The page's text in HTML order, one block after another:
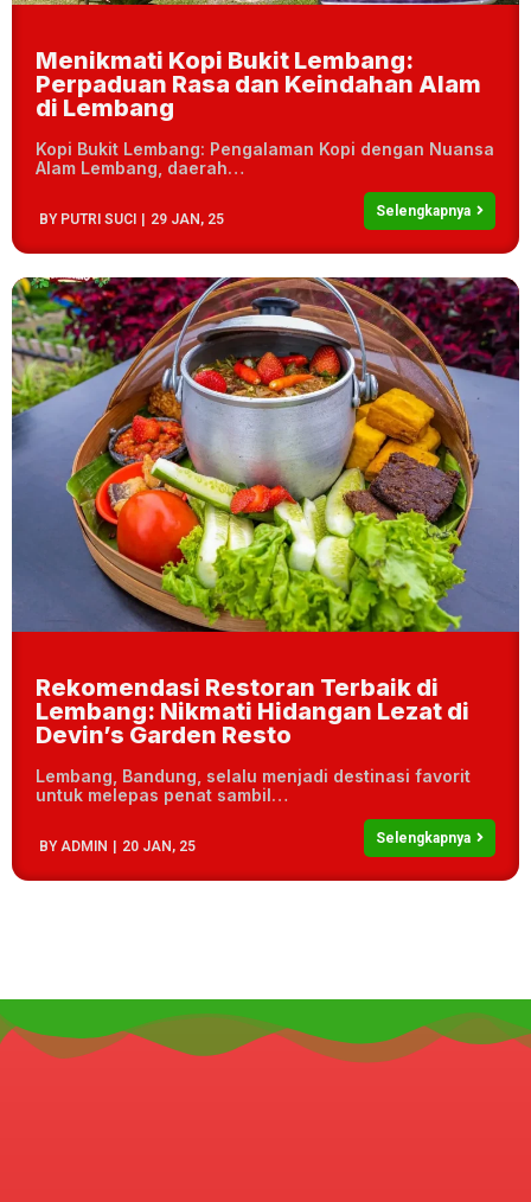
Menikmati Kopi Bukit Lembang:
Perpaduan Rasa dan Keindahan Alam
di Lembang
BY PUTRI SUCI | 29 JAN, 25
Kopi Bukit Lembang: Pengalaman Kopi dengan Nuansa
Alam Lembang, daerah…
Selengkapnya
Rekomendasi Restoran Terbaik di
Lembang: Nikmati Hidangan Lezat di
Devin’s Garden Resto
BYADMIN 20 JAN, 25
Lembang, Bandung, selalu menjadi destinasi favorit
untuk melepas penat sambil…
Selengkapnya